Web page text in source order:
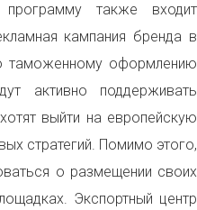
также входит
кампания бренда в
таможенному оформлению
активно поддерживать
выйти на европейскую
стратегий. Помимо этого,
о размещении своих
Экспортный центр